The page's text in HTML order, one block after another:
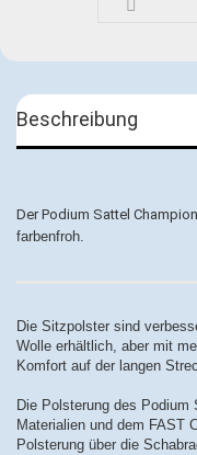
Beschreibung
Der Podium Sattel Champion
farbenfroh.
Die Sitzpolster sind
Wolle erhältlich, aber mit
Komfort auf der langen
Die Polsterung des
Materialien und dem FAST
Polsterung über die